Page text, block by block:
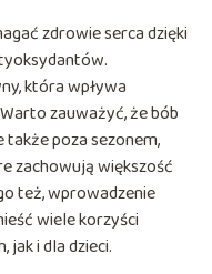
zdrowie serca dzięki
która wpływa
zauważyć, że bób
poza sezonem,
zachowują większość
też, wprowadzenie
wiele korzyści
i dla dzieci.